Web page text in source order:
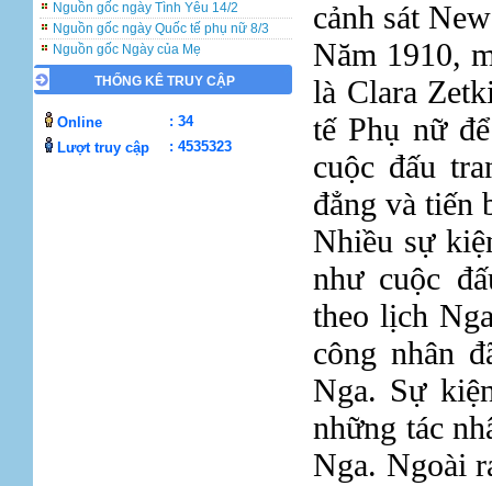
Nguồn gốc ngày Quốc tế phụ nữ 8/3
Nguồn gốc Ngày của Mẹ
Những lưu ý khi đặt in và viết thiệp cưới
Ý nghĩa ngày Nhà Giáo Việt Nam 20-11
Nguồn gốc ngày Lễ Giáng Sinh
Nguồn gốc ngày Tình Yêu 14/2
Nguồn gốc Ngày của Mẹ
THỐNG KÊ TRUY CẬP
Online
: 34
Lượt truy cập
: 4535323
cảnh sát
Năm 1910,
là Clara
tế Phụ nữ
cuộc đấu
đẳng và tiến
Nhiều sự
như cuộc
theo lịch
công nhân
Nga. Sự
những tác
Nga. Ngoài